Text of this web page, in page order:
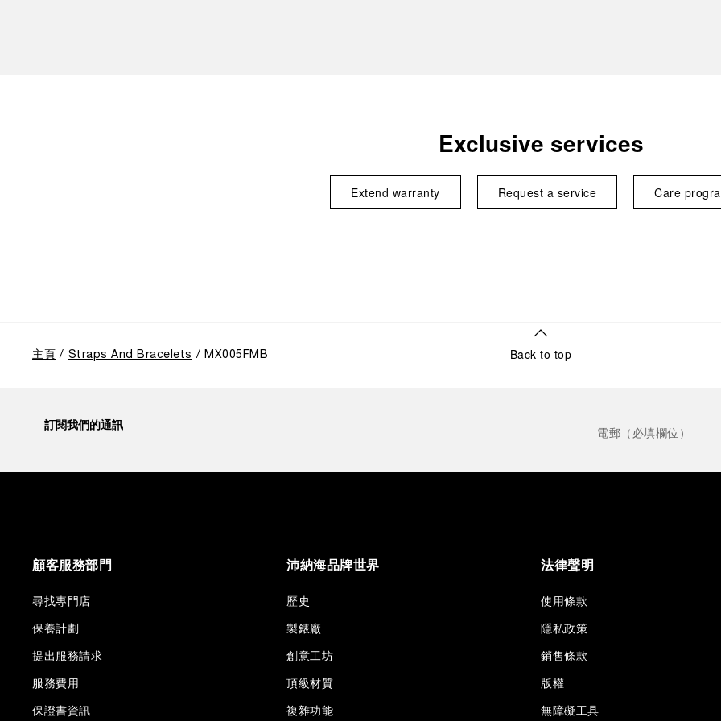
Exclusive services
Extend warranty Request a service Care
主頁 Straps And Bracelets MX005FMB Back to top
訂閱我們的通訊
顧客服務部門
尋找專門店
保養計劃
提出服務請求
服務費用
保證書資訊
沛納海品牌世界
歷史
製錶廠
創意工坊
頂級材質
複雜功能
法律聲明
使用條款
隱私政策
銷售條款
版權
無障礙工具